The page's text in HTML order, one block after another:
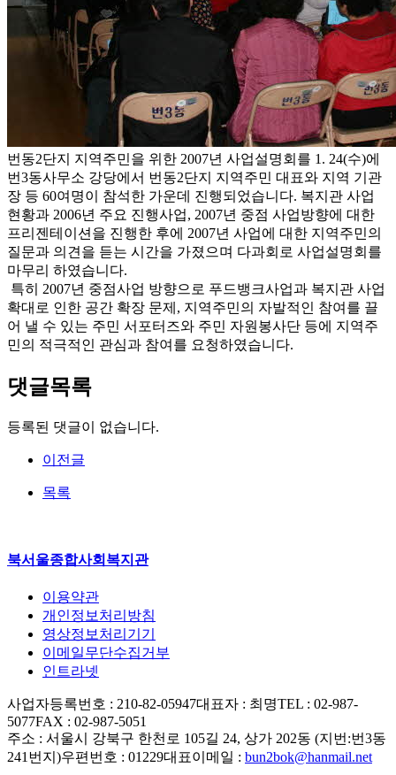
번동2단지 지역주민을 위한 2007년 사업설명회를 1. 24(수)에
번3동사무소 강당에서 번동2단지 지역주민 대표와 지역 기관
장 등 60여명이 참석한 가운데 진행되었습니다. 복지관 사업
현황과 2006년 주요 진행사업, 2007년 중점 사업방향에 대한
프리젠테이션을 진행한 후에 2007년 사업에 대한 지역주민의
질문과 의견을 듣는 시간을 가졌으며 다과회로 사업설명회를
마무리 하였습니다.
특히 2007년 중점사업 방향으로 푸드뱅크사업과 복지관 사업
확대로 인한 공간 확장 문제, 지역주민의 자발적인 참여를 끌
어 낼 수 있는 주민 서포터즈와 주민 자원봉사단 등에 지역주
민의 적극적인 관심과 참여를 요청하였습니다.
댓글목록
등록된 댓글이 없습니다.
이전글
목록
북서울종합사회복지관
이용약관
개인정보처리방침
영상정보처리기기
이메일무단수집거부
인트라넷
사업자등록번호 : 210-82-05947대표자 : 최명TEL : 02-987-
5077FAX : 02-987-5051
주소 : 서울시 강북구 한천로 105길 24, 상가 202동 (지번:번3동
241번지)우편번호 : 01229대표이메일 : bun2bok@hanmail.net